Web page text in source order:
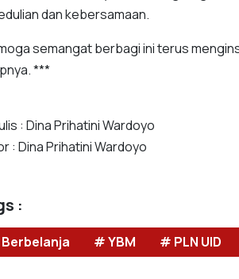
dan kebersamaan.
semangat berbagi ini terus
***
: Dina Prihatini Wardoyo
: Dina Prihatini Wardoyo
:
# YBM # PLN UID